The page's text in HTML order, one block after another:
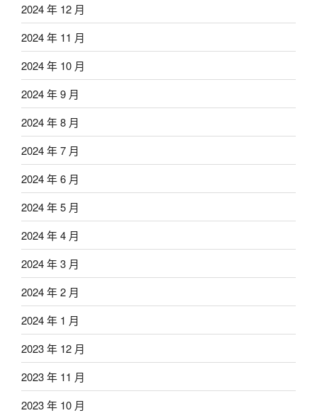
2024 年 12 月
2024 年 11 月
2024 年 10 月
2024 年 9 月
2024 年 8 月
2024 年 7 月
2024 年 6 月
2024 年 5 月
2024 年 4 月
2024 年 3 月
2024 年 2 月
2024 年 1 月
2023 年 12 月
2023 年 11 月
2023 年 10 月